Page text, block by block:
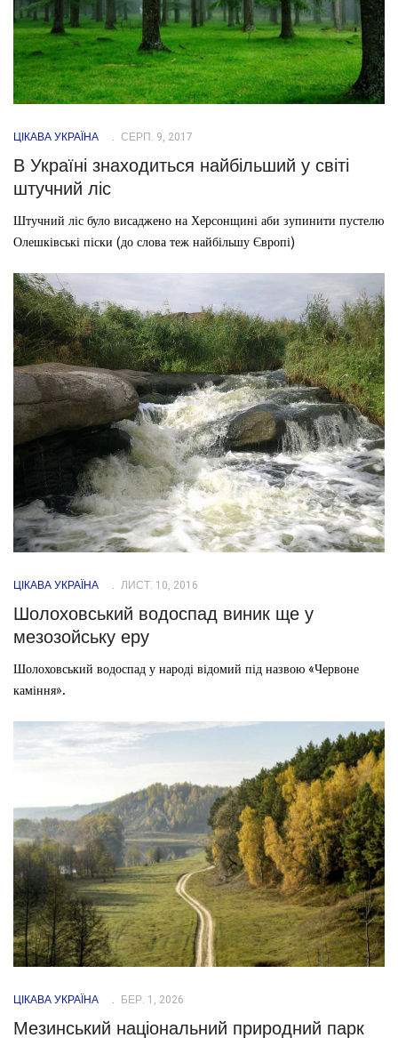
ЦІКАВА УКРАЇНА СЕРП. 9, 2017
В Україні знаходиться найбільший у світі
штучний ліс
Штучний ліс було висаджено на Херсонщині аби зупинити пустелю
Олешківські піски (до слова теж найбільшу Європі)
ЦІКАВА УКРАЇНА ЛИСТ. 10, 2016
Шолоховський водоспад виник ще у
мезозойську еру
Шолоховський водоспад у народі відомий під назвою «Червоне
каміння».
ЦІКАВА УКРАЇНА БЕР. 1, 2026
Мезинський національний природний парк